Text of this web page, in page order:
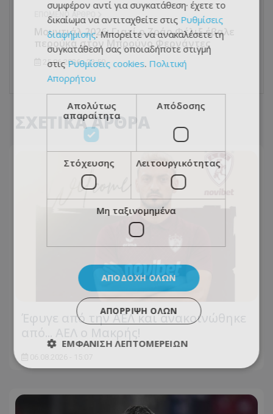
ΕΠΌΜΕΝΟ ΆΡΘΡΟ
Μουντιάλ 2026: Γιατί ο Ζοάο Φέλιξ έβαλε
περούκα στον Μπρούνο Φερνάντες
25.06.2026 - 23:50
ΣΧΕΤΙΚΑ ΑΡΘΡΑ
Έφυγε από την ΑΕΛ και ανακοινώθηκε
συμφέρον αντί για συγκατάθεση· έχετε το
δικαίωμα να αντιταχθείτε στις Ρυθμίσεις
διαφήμισης. Μπορείτε να ανακαλέσετε τη
συγκατάθεσή σας οποιαδήποτε στιγμή
στις Ρυθμίσεις cookies. Πολιτική
Απορρήτου
Απολύτως
απαραίτητα
Απόδοσης
Στόχευσης Λειτουργικότητας
Μη ταξινομημένα
ΑΠΟΔΟΧΉ ΌΛΩΝ
ΑΠΌΡΡΙΨΗ ΌΛΩΝ
ΕΜΦΆΝΙΣΗ ΛΕΠΤΟΜΕΡΕΙΏΝ